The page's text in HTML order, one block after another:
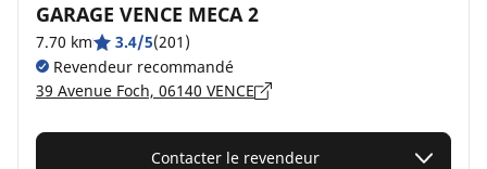
GARAGE VENCE MECA 2
7.70 km 3.4/5(201)
Revendeur recommandé
39 Avenue Foch, 06140 VENCE
Contacter le revendeur